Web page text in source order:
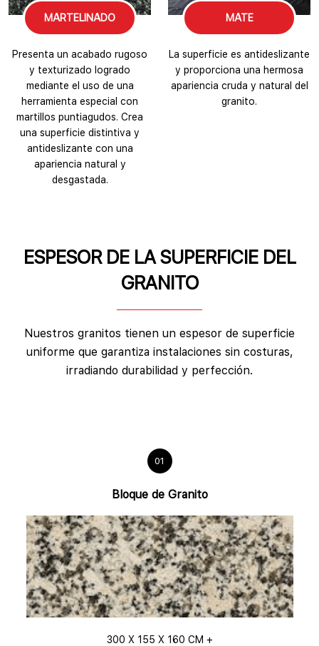
MARTELINADO
Presenta un acabado rugoso
y texturizado logrado
mediante el uso de una
herramienta especial con
martillos puntiagudos. Crea
una superficie distintiva y
antideslizante con una
apariencia natural y
desgastada.
MATE
La superficie es antideslizante
y proporciona una hermosa
apariencia cruda y natural del
granito.
ESPESOR DE LA SUPERFICIE DEL
GRANITO
Nuestros granitos tienen un espesor de superficie
uniforme que garantiza instalaciones sin costuras,
irradiando durabilidad y perfección.
01
Bloque de Granito
300 X 155 X 160 CM +